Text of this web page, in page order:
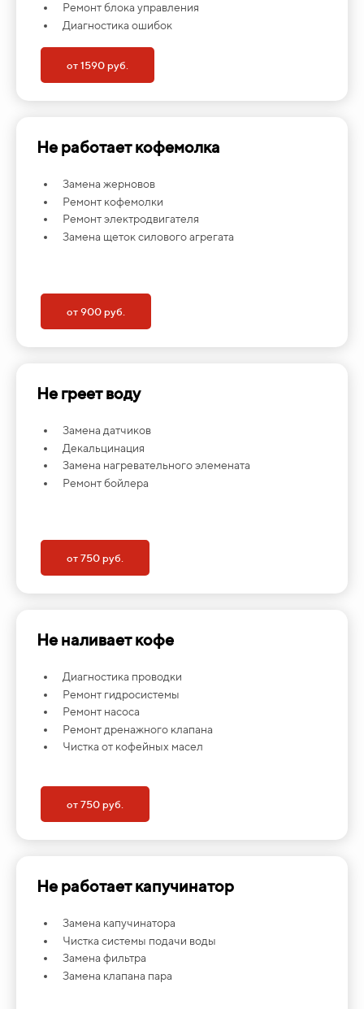
Ремонт блока управления
Диагностика ошибок
от 1590 руб.
Не работает кофемолка
Замена жерновов
Ремонт кофемолки
Ремонт электродвигателя
Замена щеток силового агрегата
от 900 руб.
Не греет воду
Замена датчиков
Декальцинация
Замена нагревательного элемената
Ремонт бойлера
от 750 руб.
Не наливает кофе
Диагностика проводки
Ремонт гидросистемы
Ремонт насоса
Ремонт дренажного клапана
Чистка от кофейных масел
от 750 руб.
Не работает капучинатор
Замена капучинатора
Чистка системы подачи воды
Замена фильтра
Замена клапана пара